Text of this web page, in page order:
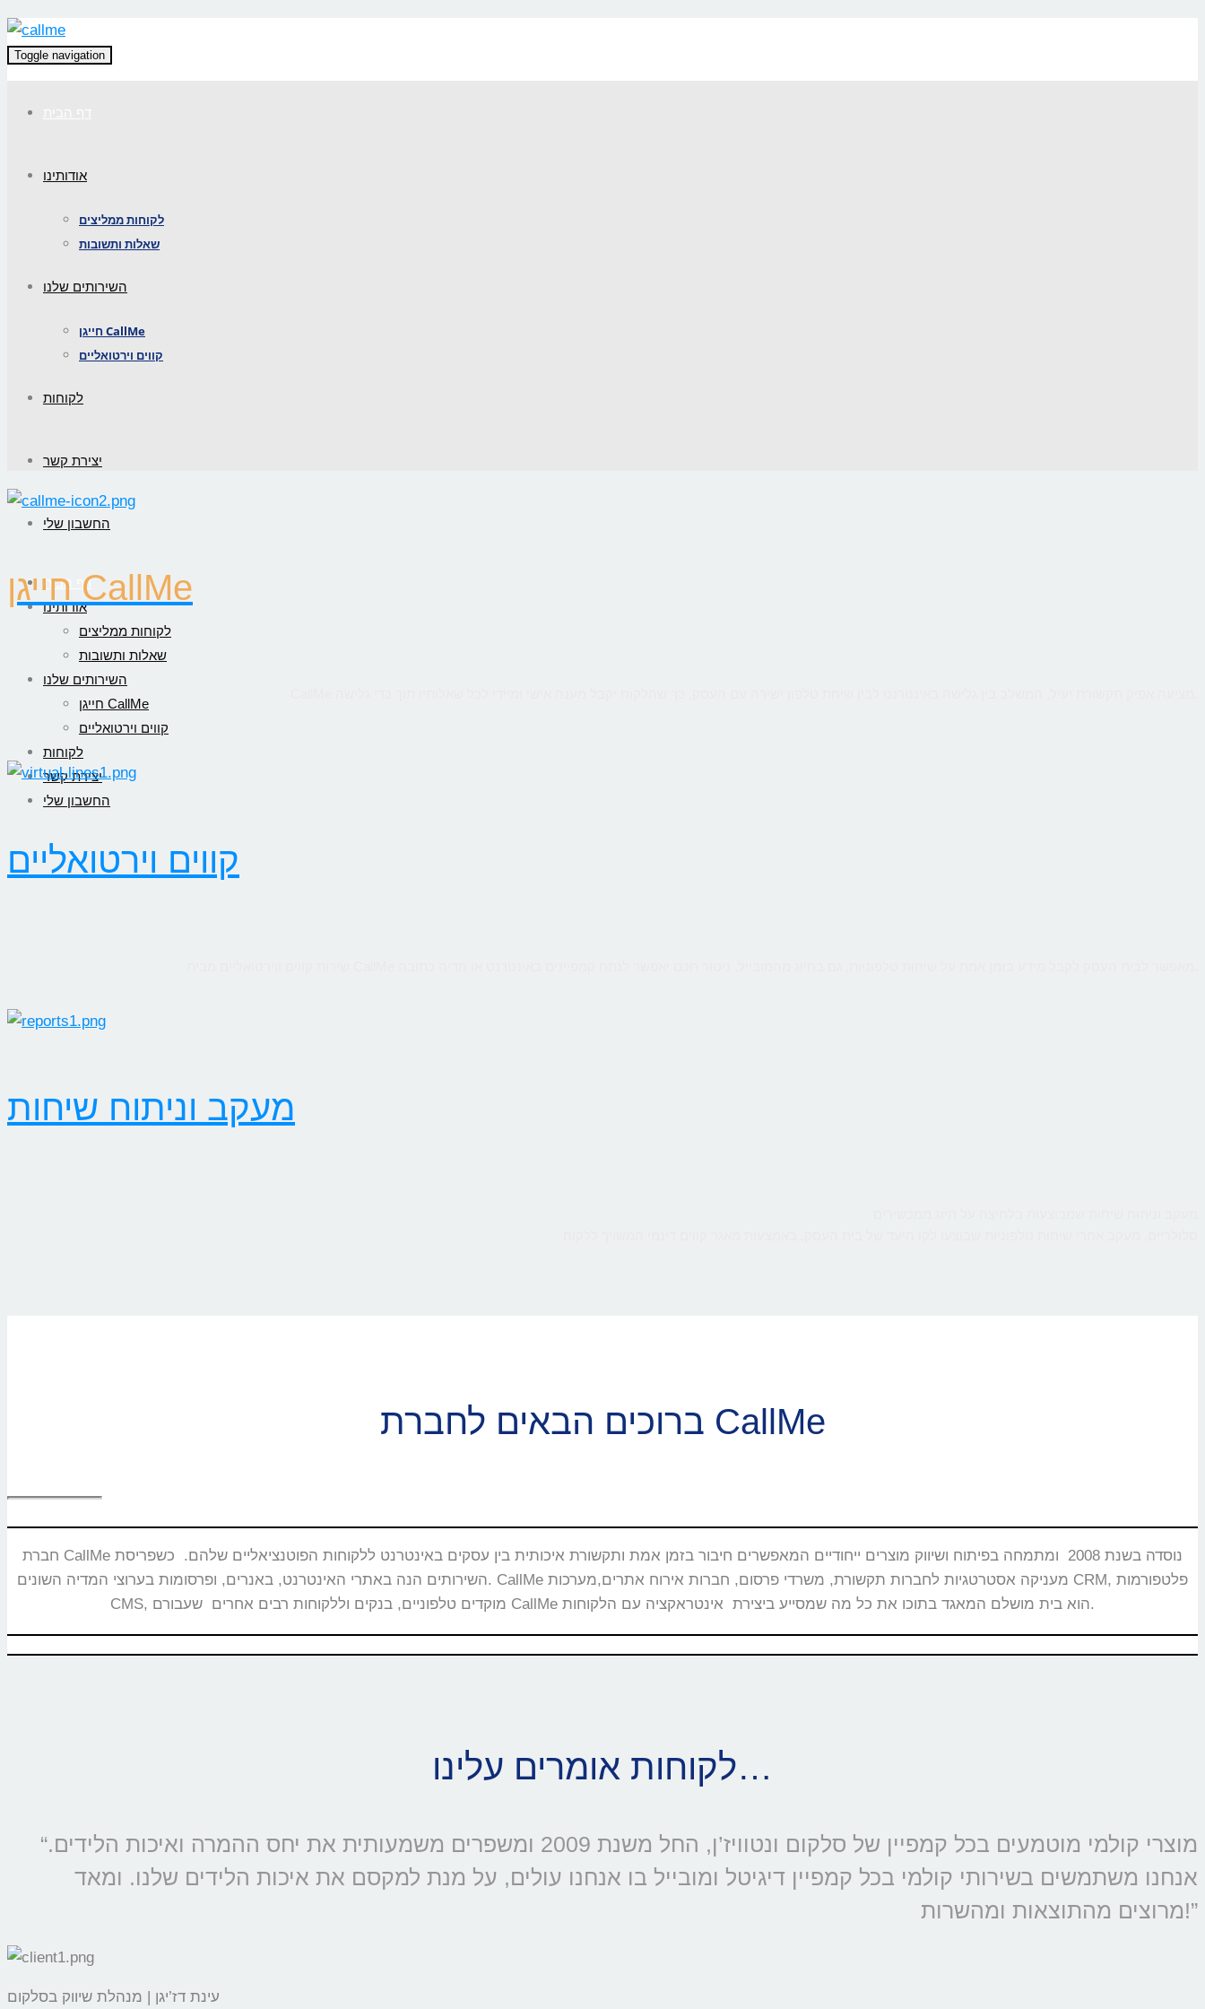
Toggle navigation
אודותינו
לקוחות ממליצים
שאלות ותשובות
השירותים שלנו
חייגן CallMe
קווים וירטואליים
לקוחות
יצירת קשר
החשבון שלי
דף הבית
אודותינו
לקוחות ממליצים
שאלות ותשובות
השירותים שלנו
חייגן CallMe
קווים וירטואליים
לקוחות
יצירת קשר
החשבון שלי
חייגן CallMe
קווים וירטואליים
מעקב וניתוח שיחות
ברוכים הבאים לחברת CallMe
חברת CallMe נוסדה בשנת 2008 ומתמחה בפיתוח ושיווק מוצרים ייחודיים המאפשרים חיבור בזמן אמת ותקשורת איכותית בין עסקים באינטרנט ללקוחות הפוטנציאליים שלהם. כשפריסת
השירותים הנה באתרי האינטרנט, באנרים, ופרסומות בערוצי המדיה השונים. CallMe מעניקה אסטרטגיות לחברות תקשורת, משרדי פרסום, חברות אירוח אתרים,מערכות CRM, פלטפורמות
CMS, מוקדים טלפוניים, בנקים וללקוחות רבים אחרים שעבורם CallMe הוא בית מושלם המאגד בתוכו את כל מה שמסייע ביצירת אינטראקציה עם הלקוחות.
לקוחות אומרים עלינו…
“מוצרי קולמי מוטמעים בכל קמפיין של סלקום ונטוויז’ן, החל משנת 2009 ומשפרים משמעותית את יחס ההמרה ואיכות הלידים.
אנחנו משתמשים בשירותי קולמי בכל קמפיין דיגיטל ומובייל בו אנחנו עולים, על מנת למקסם את איכות הלידים שלנו. ומאד
מרוצים מהתוצאות ומהשרות!”
עינת דז’יגן | מנהלת שיווק בסלקום